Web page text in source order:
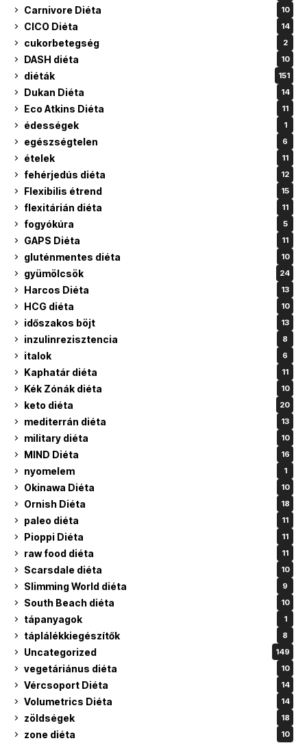
Carnivore Diéta 10
CICO Diéta 14
cukorbetegség 2
DASH diéta 10
diéták 151
Dukan Diéta 14
Eco Atkins Diéta 11
édességek 1
egészségtelen 6
ételek 11
fehérjedús diéta 12
Flexibilis étrend 15
flexitárián diéta 11
fogyókúra 5
GAPS Diéta 11
gluténmentes diéta 10
gyümölcsök 24
Harcos Diéta 13
HCG diéta 10
időszakos böjt 13
inzulinrezisztencia 8
italok 6
Kaphatár diéta 11
Kék Zónák diéta 10
keto diéta 20
mediterrán diéta 13
military diéta 10
MIND Diéta 16
nyomelem 1
Okinawa Diéta 10
Ornish Diéta 18
paleo diéta 11
Pioppi Diéta 11
raw food diéta 11
Scarsdale diéta 10
Slimming World diéta 9
South Beach diéta 10
tápanyagok 1
táplálékkiegészítők 8
Uncategorized 149
vegetáriánus diéta 10
Vércsoport Diéta 14
Volumetrics Diéta 14
zöldségek 18
zone diéta 10